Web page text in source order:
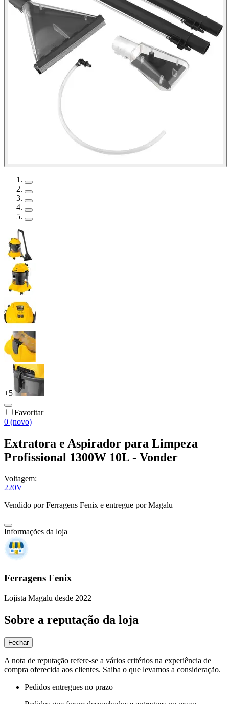
+5
Favoritar
0 (novo)
Extratora e Aspirador para Limpeza
Profissional 1300W 10L - Vonder
Voltagem:
220V
Vendido porFerragens Fenix e entregue por Magalu
Informações da loja
Ferragens Fenix
Lojista Magalu desde 2022
Sobre a reputação da loja
Fechar
A nota de reputação refere-se a vários critérios na experiência de
compra oferecida aos clientes. Saiba o que levamos a consideração.
Pedidos entregues no prazo